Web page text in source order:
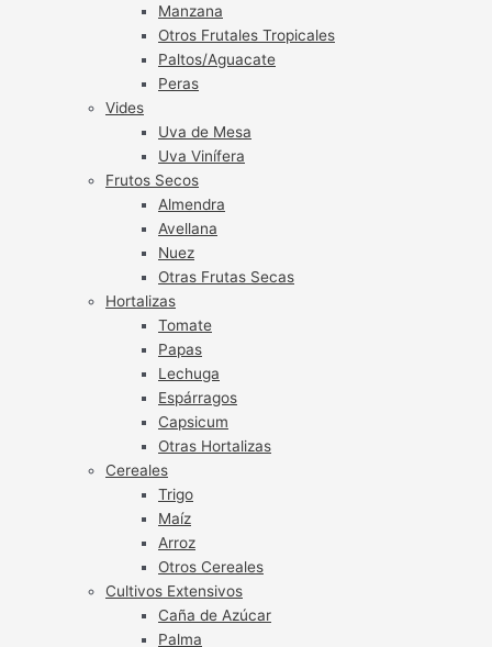
Manzana
Otros Frutales Tropicales
Paltos/Aguacate
Peras
Vides
Uva de Mesa
Uva Vinífera
Frutos Secos
Almendra
Avellana
Nuez
Otras Frutas Secas
Hortalizas
Tomate
Papas
Lechuga
Espárragos
Capsicum
Otras Hortalizas
Cereales
Trigo
Maíz
Arroz
Otros Cereales
Cultivos Extensivos
Caña de Azúcar
Palma